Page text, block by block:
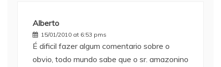
Alberto
15/01/2010 at 6:53 pms
É dificil fazer algum comentario sobre o
obvio, todo mundo sabe que o sr. amazonino